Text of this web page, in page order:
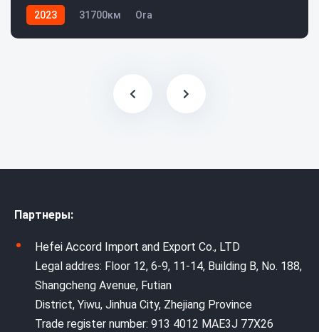
2023 31700км Ora
Партнеры:
Hefei Accord Import and Export Co., LTD
Legal addres: Floor 12, 6-9, 11-14, Building B, No. 188,
Shangcheng Avenue, Futian
District, Yiwu, Jinhua City, Zhejiang Province
Trade register number: 913 4012 MAE3J 77X26